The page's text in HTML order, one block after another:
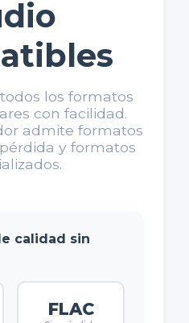
los formatos
con facilidad.
admite formatos
y formatos
calidad sin
FLAC